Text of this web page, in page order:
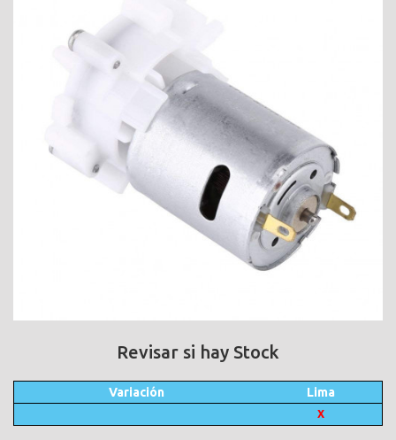
Revisar si hay Stock
Variación Lima
X